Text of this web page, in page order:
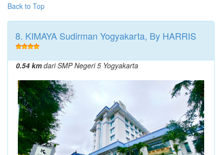
Back to Top
8. KIMAYA Sudirman Yogyakarta, By HARRIS
0.54 kmdari SMP Negeri 5 Yogyakarta